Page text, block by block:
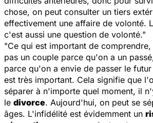
chose, on peut consulter un tiers
effectivement une affaire de volonté.
c'est aussi une question de volonté."
"Ce qui est important de
pas un couple parce qu'on a un
parce qu'on a envie de passer le
est très important. Cela signifie que
séparer à n'importe quel moment, il
le divorce. Aujourd'hui, on peut se
âges. L'infidélité est évidemment un